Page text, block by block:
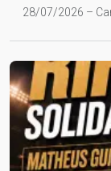
28/07/2026 –